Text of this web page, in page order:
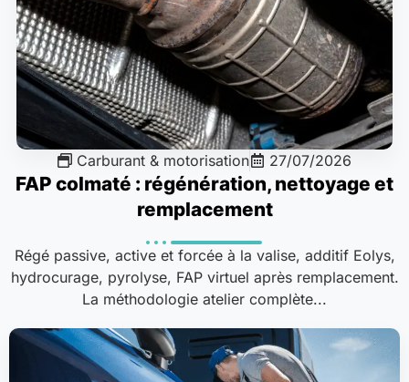
Carburant & motorisation 27/07/2026
FAP colmaté : régénération, nettoyage et
remplacement
Régé passive, active et forcée à la valise, additif Eolys,
hydrocurage, pyrolyse, FAP virtuel après remplacement.
La méthodologie atelier complète...